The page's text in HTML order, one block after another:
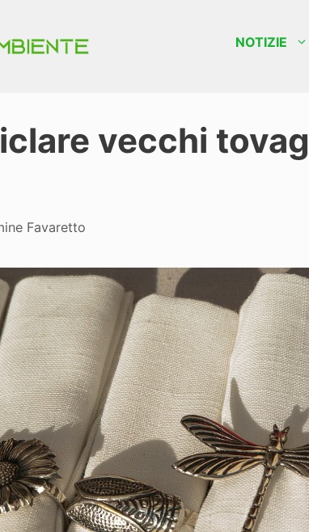
NOTIZIE
vecchi
Favaretto